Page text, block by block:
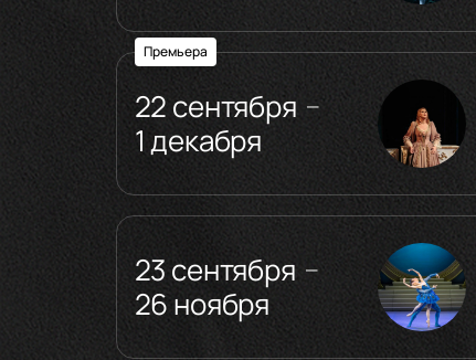
Премьера
22 сентября —
1 декабря
23 сентября —
26 ноября